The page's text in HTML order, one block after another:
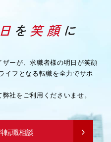
ーが、求職者様の明日が笑顔
イフとなる転職を全力でサポ
社をご利用くださいませ。
転職相談